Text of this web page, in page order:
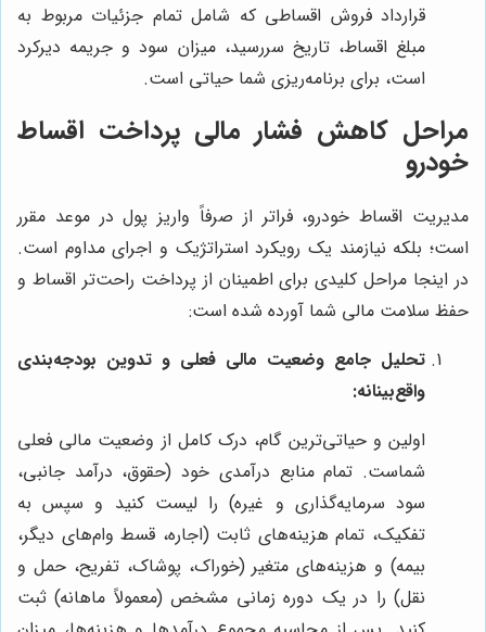
قرارداد فروش اقساطی که شامل تمام جزئیات مربوط به
مبلغ اقساط، تاریخ سررسید، میزان سود و جریمه دیرکرد
است، برای برنامه‌ریزی شما حیاتی است.
مراحل کاهش فشار مالی پرداخت اقساط
خودرو
مدیریت اقساط خودرو، فراتر از صرفاً واریز پول در موعد مقرر
است؛ بلکه نیازمند یک رویکرد استراتژیک و اجرای مداوم است.
در اینجا مراحل کلیدی برای اطمینان از پرداخت راحت‌تر اقساط و
حفظ سلامت مالی شما آورده شده است:
تحلیل جامع وضعیت مالی فعلی و تدوین بودجه‌بندی
واقع‌بینانه:
اولین و حیاتی‌ترین گام، درک کامل از وضعیت مالی فعلی
شماست. تمام منابع درآمدی خود (حقوق، درآمد جانبی،
سود سرمایه‌گذاری و غیره) را لیست کنید و سپس به
تفکیک، تمام هزینه‌های ثابت (اجاره، قسط وام‌های دیگر،
بیمه) و هزینه‌های متغیر (خوراک، پوشاک، تفریح، حمل و
نقل) را در یک دوره زمانی مشخص (معمولاً ماهانه) ثبت